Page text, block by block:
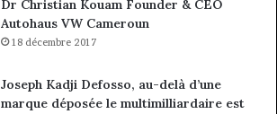
Dr Christian Kouam Founder & CEO
Autohaus VW Cameroun
18 décembre 2017
Joseph Kadji Defosso, au-delà d’une
marque déposée le multimilliardaire est